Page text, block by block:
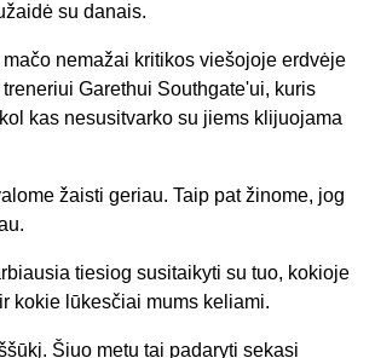
su danais.
mačo nemažai kritikos viešojoje erdvėje
Garethui Southgate'ui, kuris
kas nesusitvarko su jiems klijuojama
žaisti geriau. Taip pat žinome, jog
tiesiog susitaikyti su tuo, kokioje
kokie lūkesčiai mums keliami.
Šiuo metu tai padaryti sekasi